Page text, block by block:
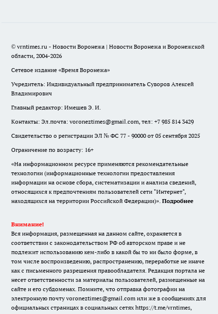
© vrntimes.ru - Новости Воронежа | Новости Воронежа и Воронежской
области, 2004-2026
Сетевое издание «Время Воронежа»
Учредитель: Индивидуальный предприниматель Суворов Алексей
Владимирович
Главный редактор: Имешев Э. И.
Контакты: Эл.почта: voroneztimes@gmail.com, тел: +7 985 814 3429
Свидетельство о регистрации ЭЛ № ФС 77 - 90000 от 05 сентября 2025
Ограничение по возрасту: 16+
«На информационном ресурсе применяются рекомендательные
технологии (информационные технологии предоставления
информации на основе сбора, систематизации и анализа сведений,
относящихся к предпочтениям пользователей сети "Интернет",
находящихся на территории Российской Федерации)». Подробнее
Внимание!
Вся информация, размещенная на данном сайте, охраняется в
соответствии с законодательством РФ об авторском праве и не
подлежит использованию кем-либо в какой бы то ни было форме, в
том числе воспроизведению, распространению, переработке не иначе
как с письменного разрешения правообладателя. Редакция портала не
несет ответственности за материалы пользователей, размещенные на
сайте и его субдоменах. Помните, что отправка фотографии на
электронную почту voroneztimes@gmail.com или же в сообщениях для
официальных страницах в социальных сетях https://t.me/vrntimes,